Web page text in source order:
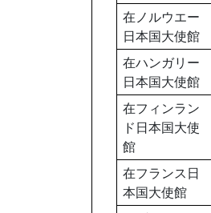
在ノルウエー
日本国大使館
在ハンガリー
日本国大使館
在フィンラン
ド日本国大使
館
在フランス日
本国大使館